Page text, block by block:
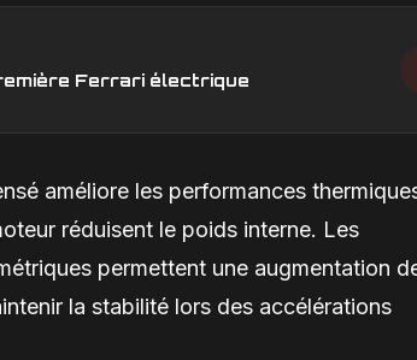
Ferrari électrique
améliore les performances
réduisent le poids interne. Les
permettent une augmentation
la stabilité lors des accélérations